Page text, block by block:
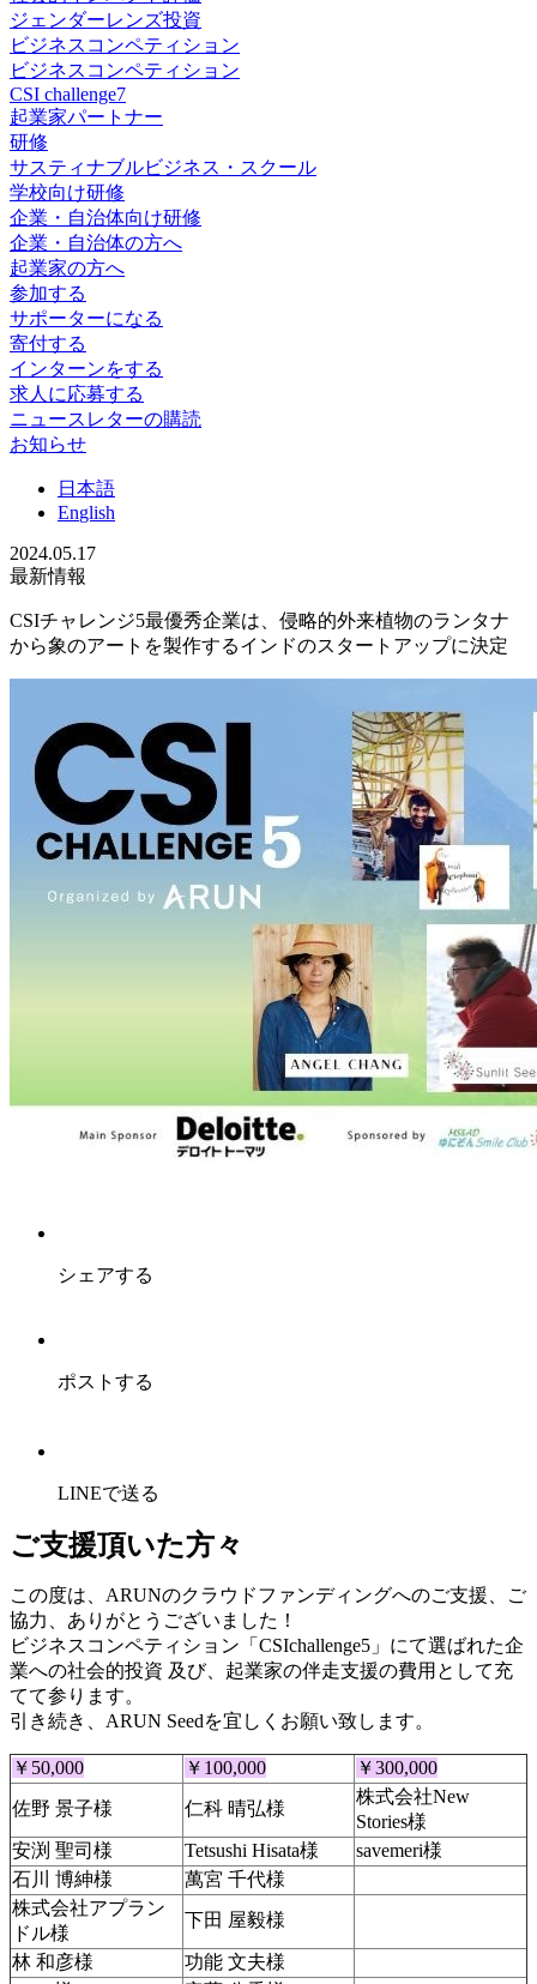
ジェンダーレンズ投資
ビジネスコンペティション
ビジネスコンペティション
CSI challenge7
起業家パートナー
研修
サスティナブルビジネス・スクール
学校向け研修
企業・自治体向け研修
企業・自治体の方へ
起業家の方へ
参加する
サポーターになる
寄付する
インターンをする
求人に応募する
ニュースレターの購読
お知らせ
日 本語
English
2024.05.17
最新情報
CSIチャレンジ5最優秀企業は、侵略的外来植物のランタナ
から象のアートを製作するインドのスタートアップに決定
シェアする
ポストする
LINEで送る
ご支援頂いた方々
この度は、 ARUNのクラウドファンディングへのご支援、ご
協力、ありがとうございました！
ビジネスコンペティション「CSIchallenge5」にて選ばれた企
業への社会的投資 及び、起業家の伴走支援の費用として充
てて参ります。
引き続き、ARUN Seedを宜しくお願い致します。
￥50,000 ￥100,000
￥300,000
佐野 景子様
仁科 晴弘様
株式会社New
Stories様
安渕 聖司様
Tetsushi Hisata様
savemeri様
石川 博紳様
萬宮 千代様
株式会社アプラン
ドル様
下田 屋毅様
林 和彦様
功能 文夫様